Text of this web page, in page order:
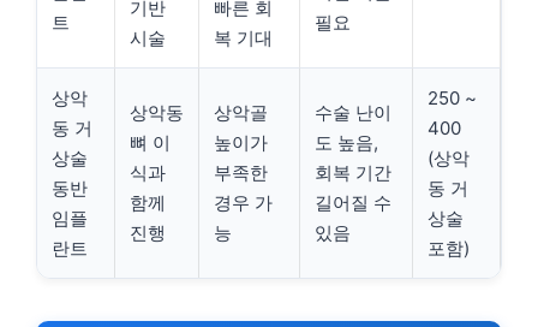
트
기반
시술
빠른 회
복 기대
필요
상악
동 거
상술
동반
임플
란트
상악동
뼈 이
식과
함께
진행
상악골
높이가
부족한
경우 가
능
수술 난이
도 높음,
회복 기간
길어질 수
있음
250 ~
400
(상악
동 거
상술
포함)